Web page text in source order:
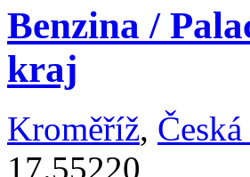
Benzina /
kraj
Kroměříž,
17.55220